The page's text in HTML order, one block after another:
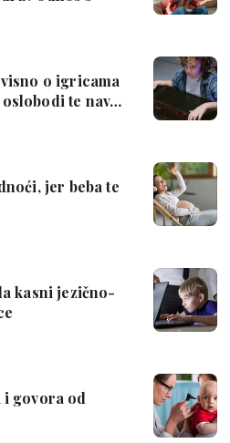
o igricama
te nav…
jer beba te
kasni jezično-
govora od